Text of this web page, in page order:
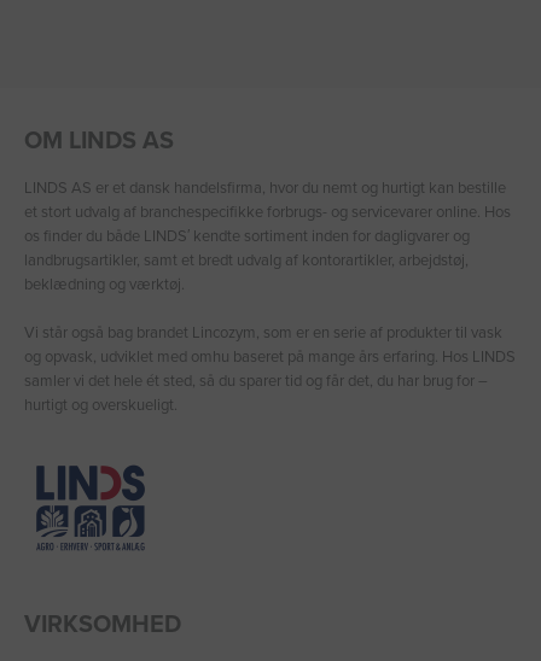
OM LINDS AS
LINDS AS er et dansk handelsfirma, hvor du nemt og hurtigt kan bestille
et stort udvalg af branchespecifikke forbrugs- og servicevarer online. Hos
os finder du både LINDS′ kendte sortiment inden for dagligvarer og
landbrugsartikler, samt et bredt udvalg af kontorartikler, arbejdstøj,
beklædning og værktøj.
Vi står også bag brandet Lincozym, som er en serie af produkter til vask
og opvask, udviklet med omhu baseret på mange års erfaring. Hos LINDS
samler vi det hele ét sted, så du sparer tid og får det, du har brug for –
hurtigt og overskueligt.
VIRKSOMHED